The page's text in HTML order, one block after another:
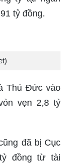
tỷ đồng.
Thủ Đức vào
vẹn 2,8 tỷ
đã bị Cục
đồng từ tài